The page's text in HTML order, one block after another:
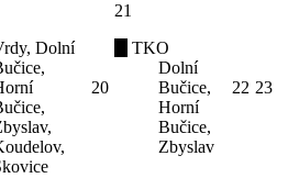
Dolní
20
21
TKO
Dolní
Bučice,
Horní
Bučice,
Zbyslav
22 23